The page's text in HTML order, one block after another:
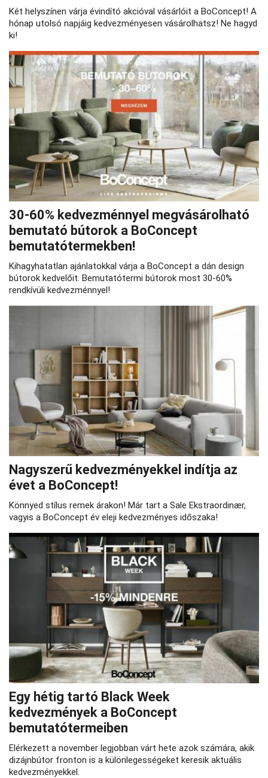
Két helyszínen várja évindító akcióval vásárlóit a BoConcept! A
hónap utolsó napjáig kedvezményesen vásárolhatsz! Ne hagyd
ki!
30-60% kedvezménnyel megvásárolható
bemutató bútorok a BoConcept
bemutatótermekben!
Kihagyhatatlan ajánlatokkal várja a BoConcept a dán design
bútorok kedvelőit. Bemutatótermi bútorok most 30-60%
rendkívüli kedvezménnyel!
Nagyszerű kedvezményekkel indítja az
évet a BoConcept!
Könnyed stílus remek árakon! Már tart a Sale Ekstraordinær,
vagyis a BoConcept év eleji kedvezményes időszaka!
Egy hétig tartó Black Week
kedvezmények a BoConcept
bemutatótermeiben
Elérkezett a november legjobban várt hete azok számára, akik
dizájnbútor fronton is a különlegességeket keresik aktuális
kedvezményekkel.